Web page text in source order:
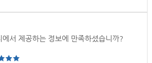
에서 제공하는 정보에 만족하셨습니까?